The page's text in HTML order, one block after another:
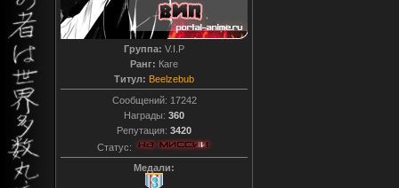
Группа: V.I.P
Ранг: Каге
Титул: Beelzebub
Сообщений: 17242
Награды: 360
Репутация: 3420
Статус:
Медали: